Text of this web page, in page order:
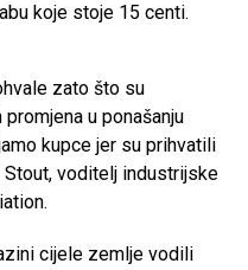
koje stoje 15 centi.
zato što su
u ponašanju
kupce jer su prihvatili
voditelj industrijske
cijele zemlje vodili